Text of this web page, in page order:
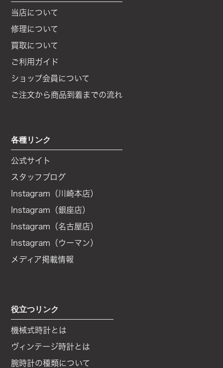
当店について
修理について
買取について
ご利用ガイド
ショップ会員について
ご注文から商品到着までの流れ
各種リンク
公式サイト
スタッフブログ
Instagram（川崎本店）
Instagram（銀座店）
Instagram（名古屋店）
Instagram（ウーマン）
メディア掲載情報
役立つリンク
機械式時計とは
ヴィンテージ時計とは
腕時計の種類について